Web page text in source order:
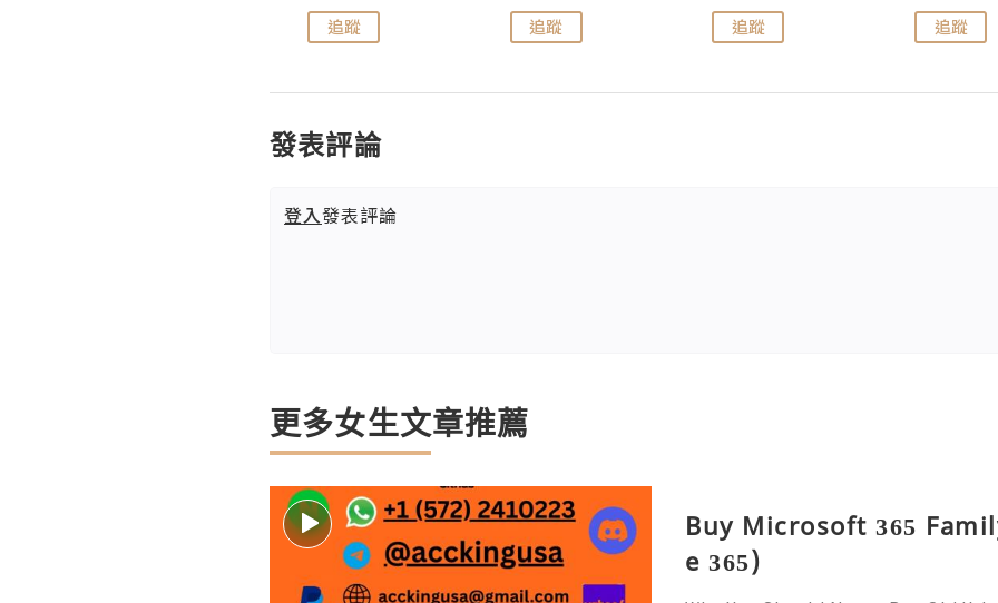
追蹤 追蹤 追蹤 追蹤
發表評論
登入發表評論
更多女生文章推薦
Buy Microsoft 365
e 365)